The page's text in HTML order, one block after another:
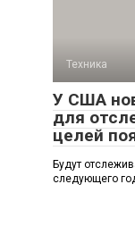
Техника
У США
для
целей
Будут
следующего